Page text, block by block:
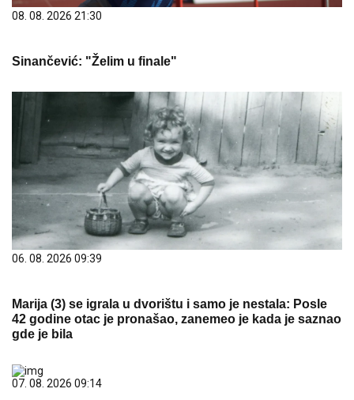
08. 08. 2026 21:30
Sinančević: "Želim u finale"
06. 08. 2026 09:39
Marija (3) se igrala u dvorištu i samo je nestala: Posle
42 godine otac je pronašao, zanemeo je kada je saznao
gde je bila
07. 08. 2026 09:14